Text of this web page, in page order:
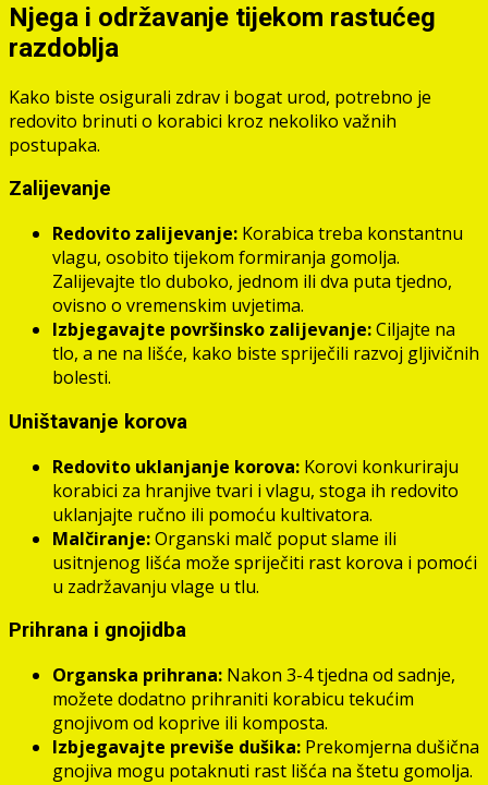
Njega i održavanje tijekom rastućeg
razdoblja
Kako biste osigurali zdrav i bogat urod, potrebno je
redovito brinuti o korabici kroz nekoliko važnih
postupaka.
Zalijevanje
Redovito zalijevanje: Korabica treba konstantnu
vlagu, osobito tijekom formiranja gomolja.
Zalijevajte tlo duboko, jednom ili dva puta tjedno,
ovisno o vremenskim uvjetima.
Izbjegavajte površinsko zalijevanje:Ciljajte na
tlo, a ne na lišće, kako biste spriječili razvoj gljivičnih
bolesti.
Uništavanje korova
Redovito uklanjanje korova: Korovi konkuriraju
korabici za hranjive tvari i vlagu, stoga ih redovito
uklanjajte ručno ili pomoću kultivatora.
Malčiranje:Organski malč poput slame ili
usitnjenog lišća može spriječiti rast korova i pomoći
u zadržavanju vlage u tlu.
Prihrana i gnojidba
Organska prihrana: Nakon 3-4 tjedna od sadnje,
možete dodatno prihraniti korabicu tekućim
gnojivom od koprive ili komposta.
Izbjegavajte previše dušika: Prekomjerna dušična
gnojiva mogu potaknuti rast lišća na štetu gomolja.